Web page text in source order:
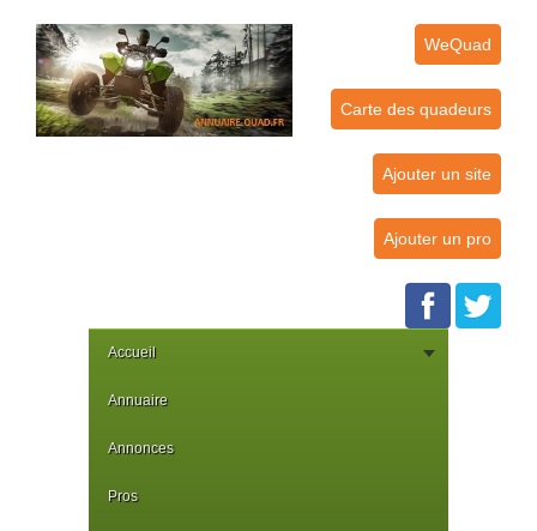
WeQuad
Carte des quadeurs
Ajouter un site
Ajouter un pro
Accueil
Annuaire
Annonces
Pros